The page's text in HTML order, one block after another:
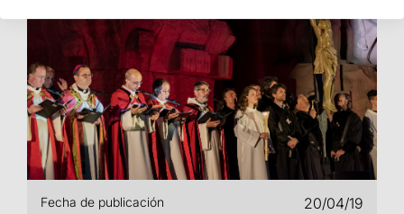
Fecha de publicación
20/04/19